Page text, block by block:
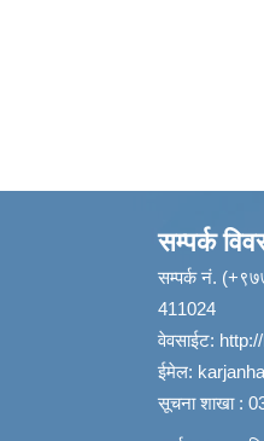
सम्पर्क
सम्पर्क नं.
411024
वेवसाईट:
ईमेल:
सूचना शाखा :